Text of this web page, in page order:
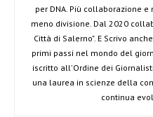
per DNA. Più collaborazione
meno divisione. Dal 2020
Città di Salerno". E Scrivo
primi passi nel mondo del
iscritto all'Ordine dei
una laurea in scienze della
continua